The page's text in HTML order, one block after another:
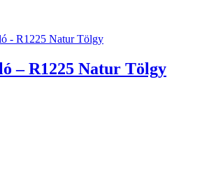
– R1225 Natur Tölgy